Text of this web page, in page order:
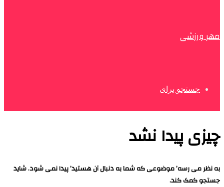
مهر ورزشی
جستجو برای
چیزی پیدا نشد
به نظر می رسه’ موضوعی که شما به دنبال آن هستید’ پیدا نمی شود. شاید
جستجو کمک کند.